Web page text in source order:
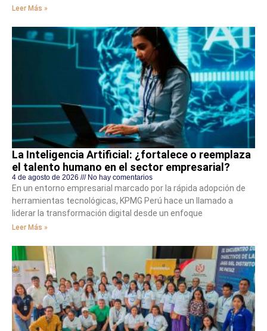
Leer Más »
La Inteligencia Artificial: ¿fortalece o reemplaza
el talento humano en el sector empresarial?
4 de agosto de 2026 No hay comentarios
En un entorno empresarial marcado por la rápida adopción de
herramientas tecnológicas, KPMG Perú hace un llamado a
liderar la transformación digital desde un enfoque
Leer Más »